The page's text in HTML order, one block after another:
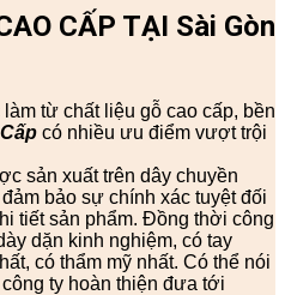
CẤP TẠI Sài Gòn
từ chất liệu gỗ cao cấp, bền
có nhiều ưu điểm vượt trội
sản xuất trên dây chuyền
bảo sự chính xác tuyệt đối
tiết sản phẩm. Đồng thời công
dặn kinh nghiệm, có tay
có thẩm mỹ nhất. Có thể nói
ty hoàn thiện đưa tới